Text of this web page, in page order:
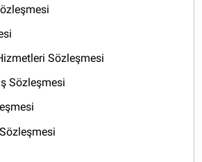
Sözleşmesi
Sözleşmesi